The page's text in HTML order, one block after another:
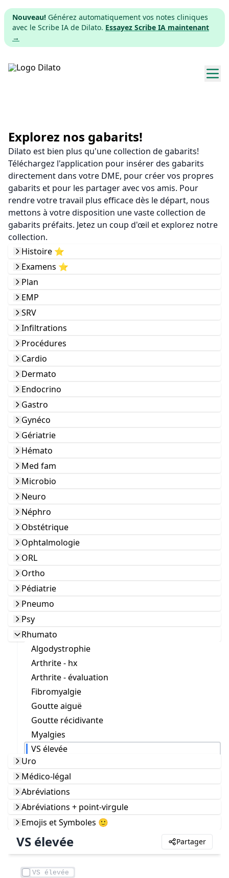
Nouveau! Générez automatiquement vos notes cliniques
avec le Scribe IA de Dilato. Essayez Scribe IA maintenant
→
Tarifs
Télécharger
App web
S'inscrire
Explorez nos gabarits!
Dilato est bien plus qu'une collection de gabarits!
Téléchargez l'application pour insérer des gabarits
directement dans votre DME, pour créer vos propres
gabarits et pour les partager avec vos amis. Pour
rendre votre travail plus efficace dès le départ, nous
mettons à votre disposition une vaste collection de
gabarits préfaits. Jetez un coup d'œil et explorez notre
collection.
Histoire ⭐️
Examens ⭐️
Plan
EMP
SRV
Infiltrations
Procédures
Cardio
Dermato
Endocrino
Gastro
Gynéco
Gériatrie
Hémato
Med fam
Microbio
Neuro
Néphro
Obstétrique
Ophtalmologie
ORL
Ortho
Pédiatrie
Pneumo
Psy
Rhumato
Algodystrophie
Arthrite - hx
Arthrite - évaluation
Fibromyalgie
Goutte aiguë
Goutte récidivante
Myalgies
VS élevée
Uro
Médico-légal
Abréviations
Abréviations + point-virgule
Emojis et Symboles 🙂
VS élevée Partager